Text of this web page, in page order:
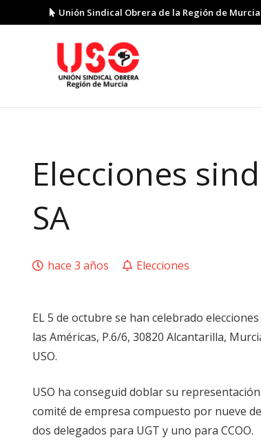
Unión Sindical Obrera de la Región de Murcia
Elecciones
SA
hace 3 años Elecciones
EL 5 de octubre se han celebrado
las Américas, P.6/6, 30820 Alcantarilla,
USO.
USO ha conseguid doblar su
comité de empresa compuesto por nueve
dos delegados para UGT y uno para CCOO.